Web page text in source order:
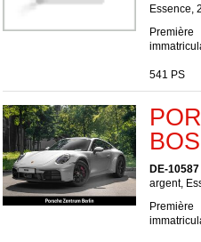
Essence,
Première
541 PS
DE-
argent,
Première